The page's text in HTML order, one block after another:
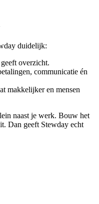
duidelijk:
overzicht.
communicatie én
makkelijker en mensen
naast je werk. Bouw het
Dan geeft Stewday echt